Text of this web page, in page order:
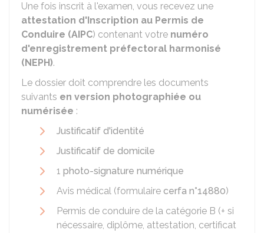
Une fois inscrit à l'examen, vous recevez une
attestation d'Inscription au Permis de
Conduire (AIPC) contenant votre numéro
d'enregistrement préfectoral harmonisé
(NEPH).
Le dossier doit comprendre les documents
suivants en version photographiée ou
numérisée :
Justificatif d'identité
Justificatif de domicile
1 photo-signature numérique
Avis médical (formulaire cerfa n°14880)
Permis de conduire de la catégorie B (+ si
nécessaire, diplôme, attestation, certificat